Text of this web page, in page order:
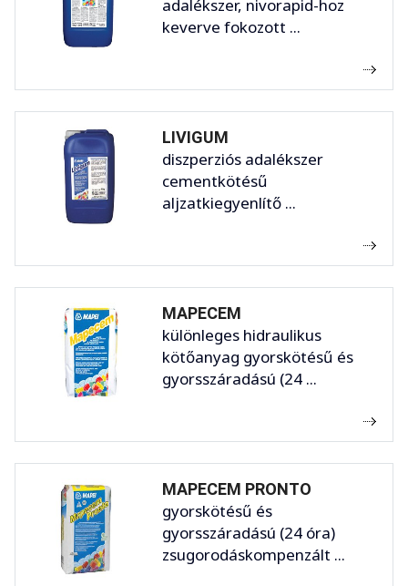
adalékszer, nivorapid-hoz
keverve fokozott ...
LIVIGUM
diszperziós adalékszer
cementkötésű
aljzatkiegyenlítő ...
MAPECEM
különleges hidraulikus
kötőanyag gyorskötésű és
gyorsszáradású (24 ...
MAPECEM PRONTO
gyorskötésű és
gyorsszáradású (24 óra)
zsugorodáskompenzált ...